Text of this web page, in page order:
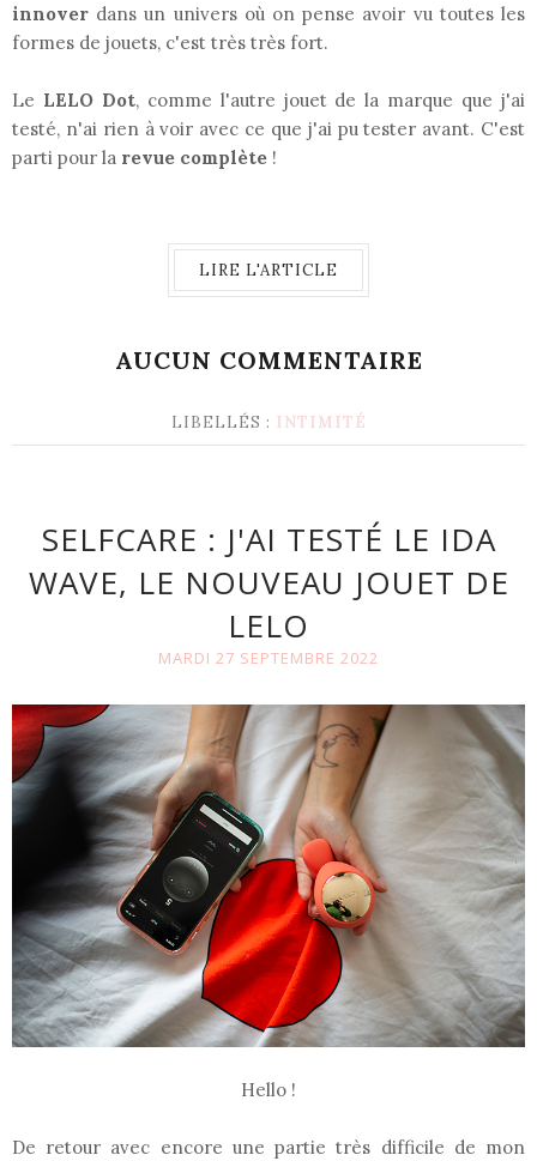
innover dans un univers où on pense avoir vu toutes les
formes de jouets, c'est très très fort.
Le LELO Dot, comme l'autre jouet de la marque que j'ai
testé, n'ai rien à voir avec ce que j'ai pu tester avant. C'est
parti pour la revue complète !
LIRE L'ARTICLE
AUCUN COMMENTAIRE
LIBELLÉS : INTIMITÉ
SELFCARE : J'AI TESTÉ LE IDA
WAVE, LE NOUVEAU JOUET DE
LELO
MARDI 27 SEPTEMBRE 2022
Hello !
De retour avec encore une partie très difficile de mon